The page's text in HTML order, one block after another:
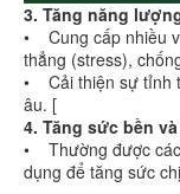
3. Tăng năng
• Cung cấp nhiều
thẳng (stress),
• Cải thiện sự tỉnh
âu. [
4. Tăng sức bền
• Thường được
dụng để tăng sức